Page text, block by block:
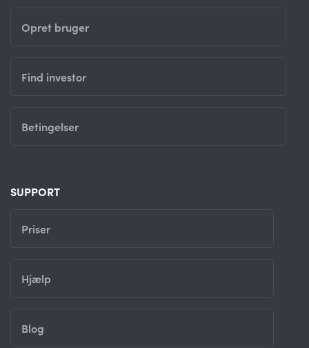
Opret bruger
Find investor
Betingelser
SUPPORT
Priser
Hjælp
Blog